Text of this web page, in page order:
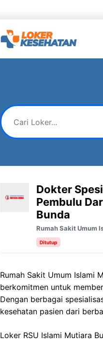
Dokter
Pembulu
Bunda
Rumah Sakit Umum
Ditutup
Rumah Sakit Umum Islami
berkomitmen untuk
Dengan berbagai
kesehatan pasien dari
Loker RSU Islami Mutiara